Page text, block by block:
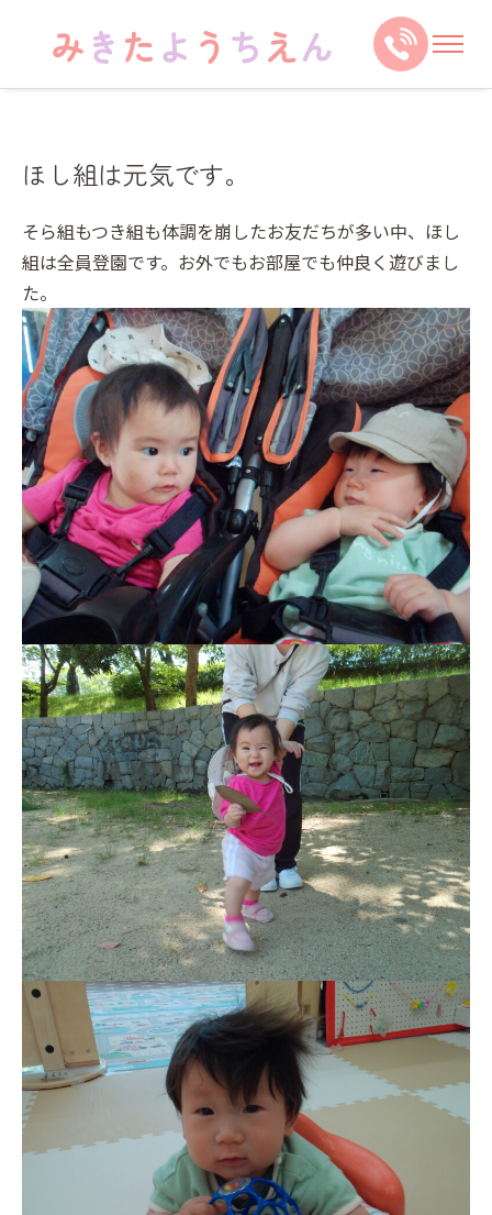
ほし組は元気です。
そら組もつき組も体調を崩したお友だちが多い中、ほし
組は全員登園です。お外でもお部屋でも仲良く遊びまし
た。